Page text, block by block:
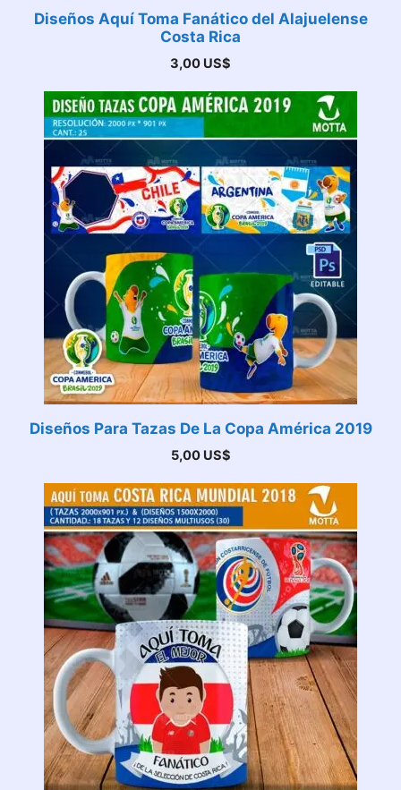
Diseños Aquí Toma Fanático del Alajuelense
Costa Rica
3,00 US$
Diseños Para Tazas De La Copa América 2019
5,00 US$